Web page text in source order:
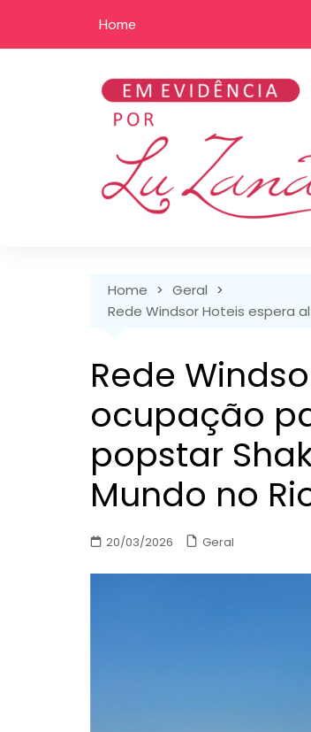
content
Home
Home
Geral
Rede Windsor Hoteis espera
Rede
ocupação
popstar
Mundo no
20/03/2026 Geral